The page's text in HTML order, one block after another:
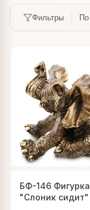
Фильтры
БФ-146 Фигурка
"Слоник сидит"